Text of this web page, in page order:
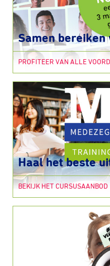
Samen bereiken
PROFITEER VAN ALLE
Haal het beste
BEKIJK HET CURSUSAANBOD